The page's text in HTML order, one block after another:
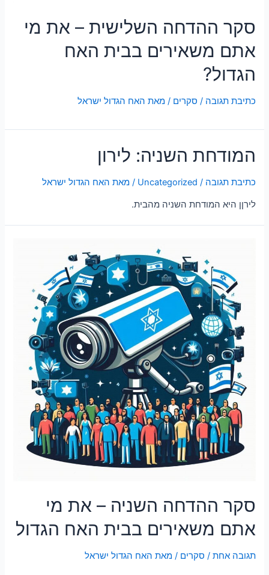
סקר ההדחה השלישית – את מי
אתם משאירים בבית האח
הגדול?
כתיבת תגובה /סקרים/ מאתהאח הגדול ישראל
המודחת השניה: לירון
כתיבת תגובה /
Uncategorized/ מאתהאח הגדול ישראל
לירןן היא המודחת השניה מהבית.
סקר ההדחה השניה – את מי
אתם משאירים בבית האח הגדול
תגובה אחת /סקרים/ מאתהאח הגדול ישראל